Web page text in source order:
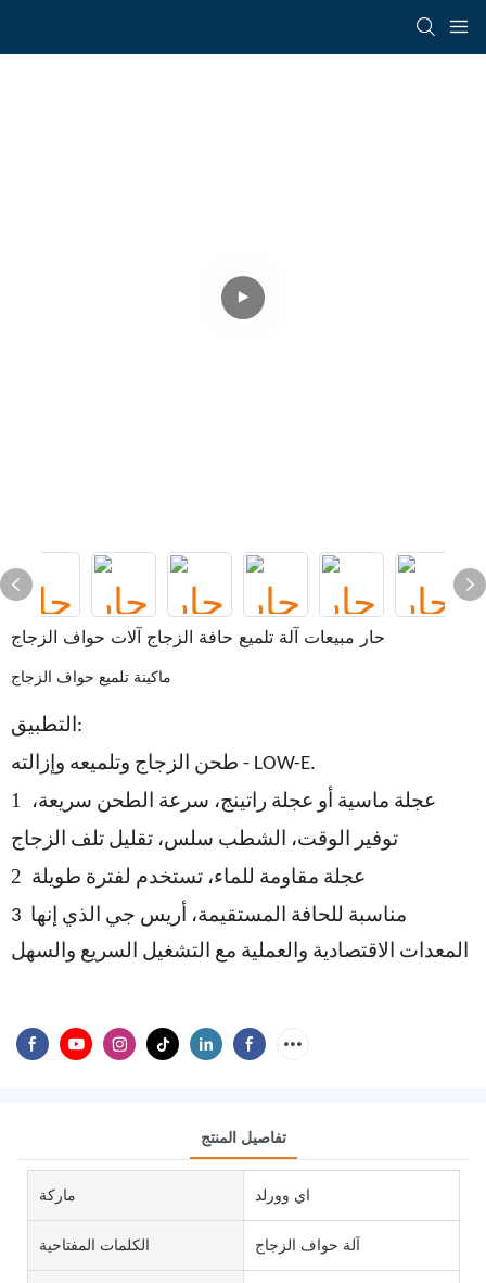
حار مبيعات آلة تلميع حافة الزجاج آلات حواف الزجاج
ماكينة تلميع حواف الزجاج
التطبيق:
طحن الزجاج وتلميعه وإزالته - LOW-E.
1
توفير الوقت، الشطب سلس، تقليل تلف الزجاج
2 عجلة مقاومة للماء، تستخدم لفترة طويلة
3
مناسبة للحافة المستقيمة، أريس جي الذي إنها
المعدات الاقتصادية والعملية مع التشغيل السريع والسهل
تفاصيل المنتج
ماركة اي وورلد
الكلمات المفتاحية آلة حواف الزجاج